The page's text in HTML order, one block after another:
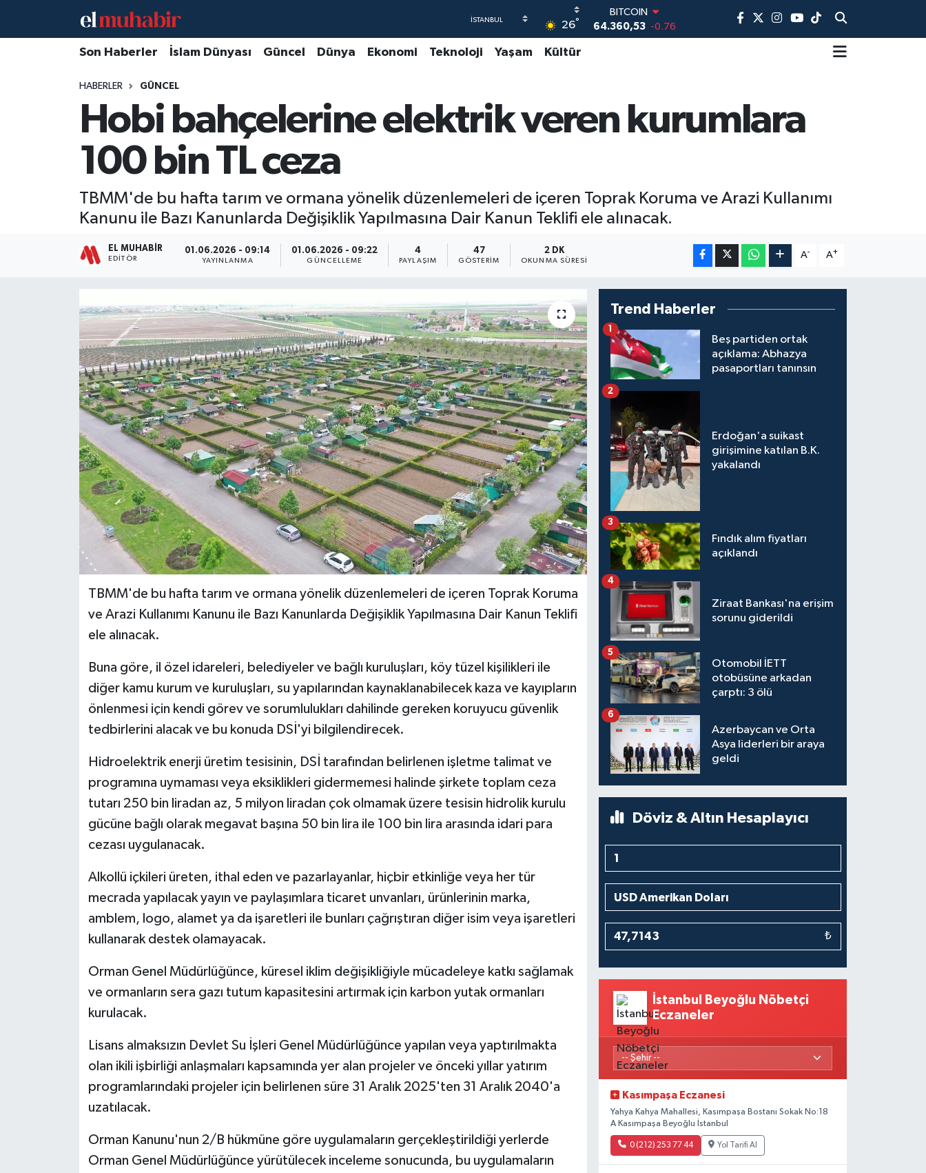
26°
64.360,53
-0.76
DOLAR
47,7143 0.16
GRAM ALTIN
6574.81
1.44
Son Haberler İslam Dünyası Güncel Dünya Ekonomi Teknoloji Yaşam Kültür
HABERLER GÜNCEL
Hobi bahçelerine elektrik veren kurumlara
100 bin TL ceza
TBMM'de bu hafta tarım ve ormana yönelik düzenlemeleri de içeren Toprak Koruma ve Arazi Kullanımı
Kanunu ile Bazı Kanunlarda Değişiklik Yapılmasına Dair Kanun Teklifi ele alınacak.
EL MUHABIR
EDITÖR
01.06.2026 - 09:14
YAYINLANMA
01.06.2026 - 09:22
GÜNCELLEME
4
PAYLAŞIM
47
GÖSTERIM
2 DK
OKUNMA SÜRESI
A- A+
TBMM'de bu hafta tarım ve ormana yönelik düzenlemeleri de içeren Toprak Koruma
ve Arazi Kullanımı Kanunu ile Bazı Kanunlarda Değişiklik Yapılmasına Dair Kanun Teklifi
ele alınacak.
Buna göre, il özel idareleri, belediyeler ve bağlı kuruluşları, köy tüzel kişilikleri ile
diğer kamu kurum ve kuruluşları, su yapılarından kaynaklanabilecek kaza ve kayıpların
önlenmesi için kendi görev ve sorumlulukları dahilinde gereken koruyucu güvenlik
tedbirlerini alacak ve bu konuda DSİ'yi bilgilendirecek.
Hidroelektrik enerji üretim tesisinin, DSİ tarafından belirlenen işletme talimat ve
programına uymaması veya eksiklikleri gidermemesi halinde şirkete toplam ceza
tutarı 250 bin liradan az, 5 milyon liradan çok olmamak üzere tesisin hidrolik kurulu
gücüne bağlı olarak megavat başına 50 bin lira ile 100 bin lira arasında idari para
cezası uygulanacak.
Alkollü içkileri üreten, ithal eden ve pazarlayanlar, hiçbir etkinliğe veya her tür
mecrada yapılacak yayın ve paylaşımlara ticaret unvanları, ürünlerinin marka,
amblem, logo, alamet ya da işaretleri ile bunları çağrıştıran diğer isim veya işaretleri
kullanarak destek olamayacak.
Orman Genel Müdürlüğünce, küresel iklim değişikliğiyle mücadeleye katkı sağlamak
ve ormanların sera gazı tutum kapasitesini artırmak için karbon yutak ormanları
kurulacak.
Lisans almaksızın Devlet Su İşleri Genel Müdürlüğünce yapılan veya yaptırılmakta
olan ikili işbirliği anlaşmaları kapsamında yer alan projeler ve önceki yıllar yatırım
programlarındaki projeler için belirlenen süre 31 Aralık 2025'ten 31 Aralık 2040'a
uzatılacak.
Orman Kanunu'nun 2/B hükmüne göre uygulamaların gerçekleştirildiği yerlerde
Orman Genel Müdürlüğünce yürütülecek inceleme sonucunda, bu uygulamaların
Trend Haberler
Beş partiden ortak
açıklama: Abhazya
pasaportları tanınsın
1
Erdoğan'a suikast
girişimine katılan B.K.
yakalandı
2
Fındık alım fiyatları
açıklandı
3
Ziraat Bankası'na erişim
sorunu giderildi
4
Otomobil İETT
otobüsüne arkadan
çarptı: 3 ölü
5
Azerbaycan ve Orta
Asya liderleri bir araya
geldi
6
Döviz & Altın Hesaplayıcı
₺
İstanbul Beyoğlu Nöbetçi
Eczaneler
Kasımpaşa Eczanesi
Yahya Kahya Mahallesi, Kasımpaşa Bostanı Sokak No:18
A Kasımpaşa Beyoğlu İstanbul
0 (212) 253 77 44 Yol Tarifi Al
Hava Durumu
Trafik Durumu
Süper Lig Puan Durumu ve Fikstür
Tüm Manşetler
Son Dakika Haberleri